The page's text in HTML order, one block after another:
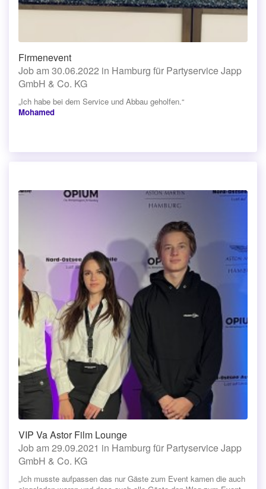
Firmenevent
Job am 30.06.2022 in Hamburg für Partyservice Japp
GmbH & Co. KG
„Ich habe bei dem Service und Abbau geholfen.“
Mohamed
VIP Va Astor Film Lounge
Job am 29.09.2021 in Hamburg für Partyservice Japp
GmbH & Co. KG
„Ich musste aufpassen das nur Gäste zum Event kamen die auch